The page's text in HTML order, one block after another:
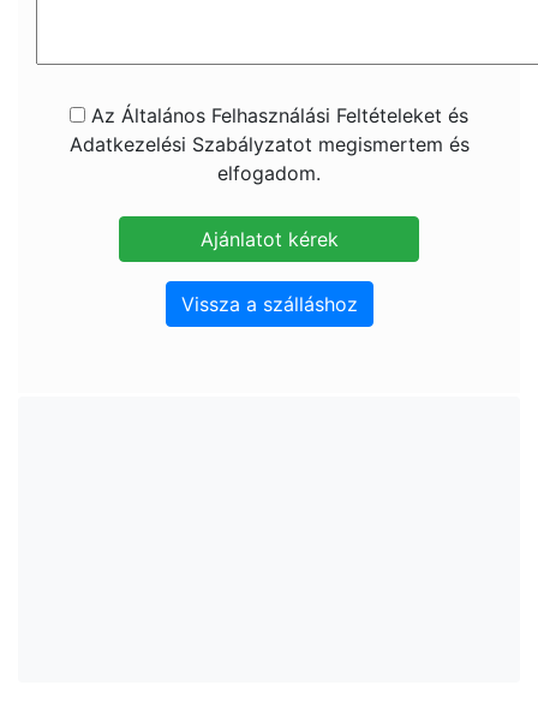
Az Általános Felhasználási Feltételeket és
Adatkezelési Szabályzatot megismertem és
elfogadom.
Vissza a szálláshoz